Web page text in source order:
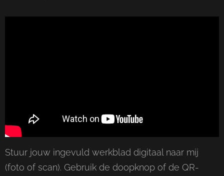
Stuur jouw ingevuld werkblad digitaal naar mij
(foto of scan). Gebruik de doopknop of de QR-